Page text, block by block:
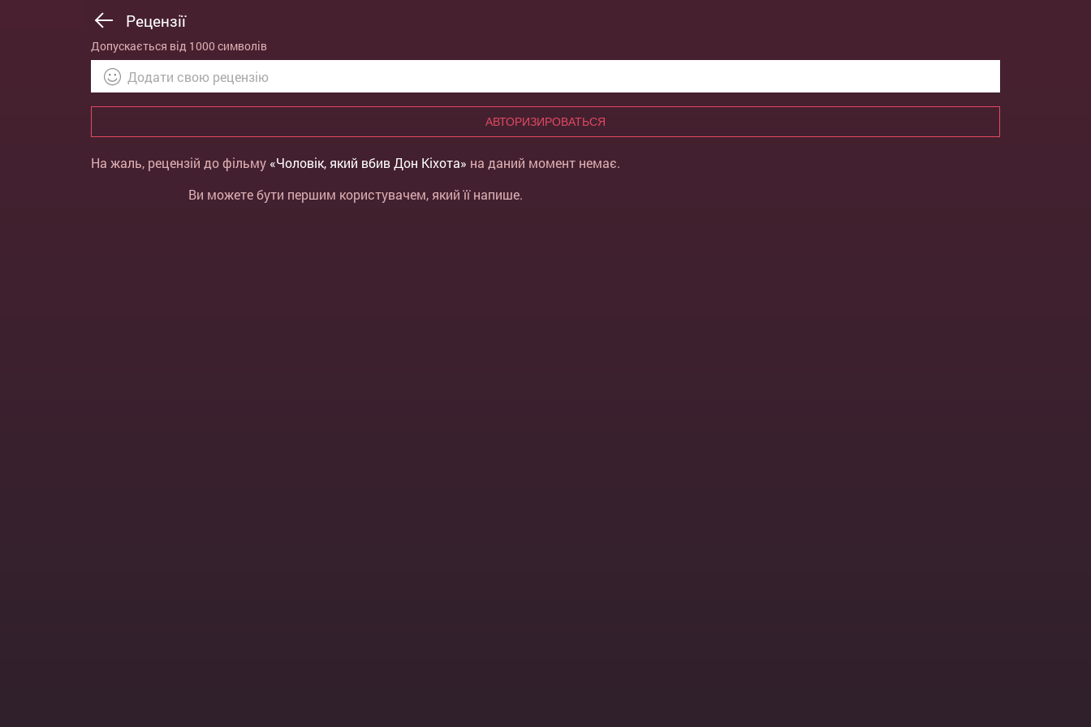
Рецензії
Допускається від 1000 символів
АВТОРИЗИРОВАТЬСЯ
На жаль, рецензій до фільму «Чоловік, який вбив Дон Кіхота» на даний момент немає.
Ви можете бути першим користувачем, який її напише.